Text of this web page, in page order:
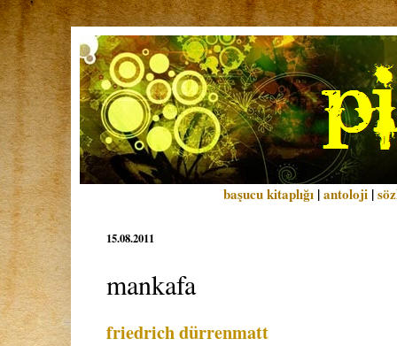
başucu kitaplığı |antoloji |
15.08.2011
mankafa
friedrich dürrenmatt